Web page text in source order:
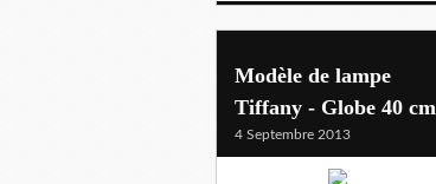
Modèle de lampe
Tiffany - Globe 40 cm
4 Septembre 2013